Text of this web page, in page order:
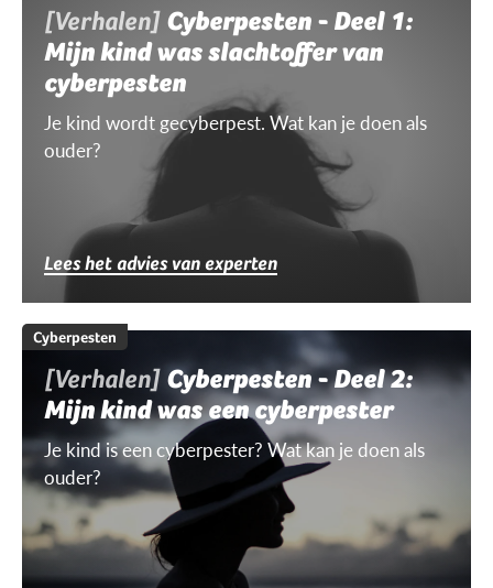
[Verhalen] Cyberpesten - Deel 1:
Mijn kind was slachtoffer van
cyberpesten
Je kind wordt gecyberpest. Wat kan je doen als
ouder?
Lees het advies van experten
Cyberpesten
[Verhalen] Cyberpesten - Deel 2:
Mijn kind was een cyberpester
Je kind is een cyberpester? Wat kan je doen als
ouder?